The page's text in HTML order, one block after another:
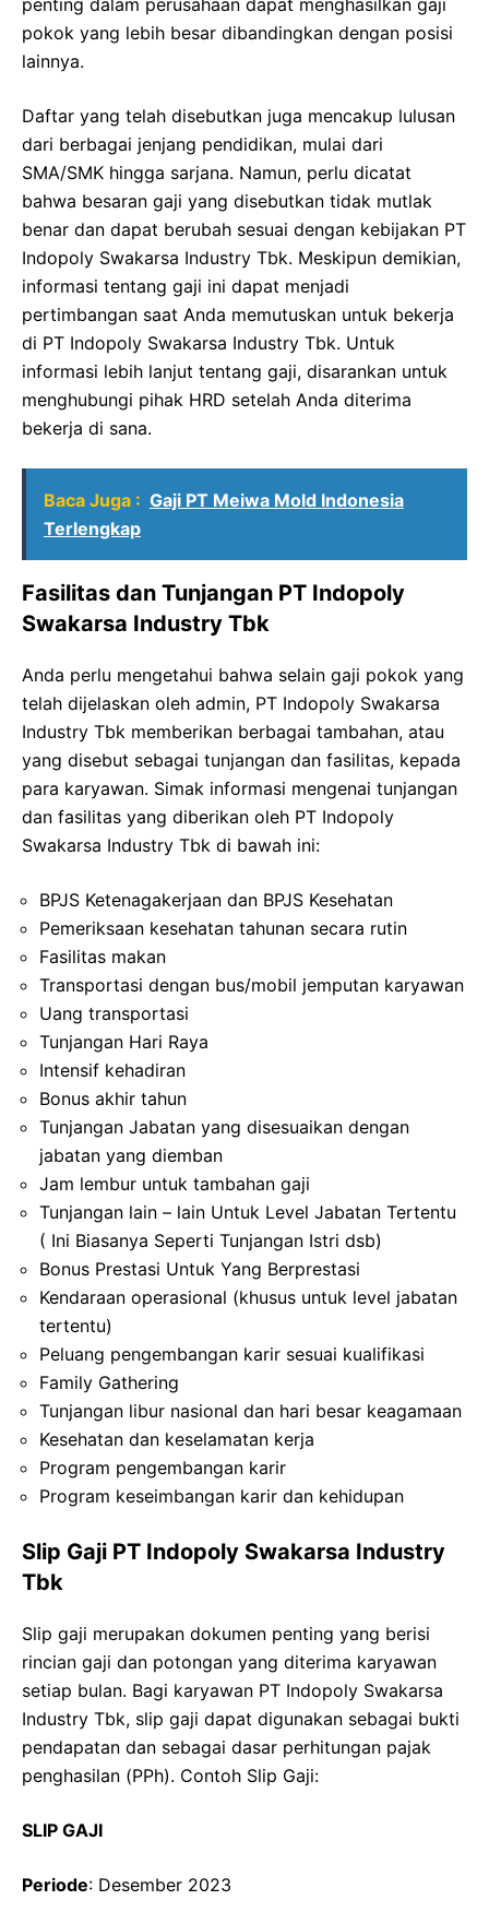
pokok yang lebih besar dibandingkan dengan posisi
lainnya.
Daftar yang telah disebutkan juga mencakup lulusan
dari berbagai jenjang pendidikan, mulai dari
SMA/SMK hingga sarjana. Namun, perlu dicatat
bahwa besaran gaji yang disebutkan tidak mutlak
benar dan dapat berubah sesuai dengan kebijakan PT
Indopoly Swakarsa Industry Tbk. Meskipun demikian,
informasi tentang gaji ini dapat menjadi
pertimbangan saat Anda memutuskan untuk bekerja
di PT Indopoly Swakarsa Industry Tbk. Untuk
informasi lebih lanjut tentang gaji, disarankan untuk
menghubungi pihak HRD setelah Anda diterima
bekerja di sana.
Baca Juga : Gaji PT Meiwa Mold Indonesia
Terlengkap
Fasilitas dan Tunjangan PT Indopoly
Swakarsa Industry Tbk
Anda perlu mengetahui bahwa selain gaji pokok yang
telah dijelaskan oleh admin, PT Indopoly Swakarsa
Industry Tbk memberikan berbagai tambahan, atau
yang disebut sebagai tunjangan dan fasilitas, kepada
para karyawan. Simak informasi mengenai tunjangan
dan fasilitas yang diberikan oleh PT Indopoly
Swakarsa Industry Tbk di bawah ini:
BPJS Ketenagakerjaan dan BPJS Kesehatan
Pemeriksaan kesehatan tahunan secara rutin
Fasilitas makan
Transportasi dengan bus/mobil jemputan karyawan
Uang transportasi
Tunjangan Hari Raya
Intensif kehadiran
Bonus akhir tahun
Tunjangan Jabatan yang disesuaikan dengan
jabatan yang diemban
Jam lembur untuk tambahan gaji
Tunjangan lain – lain Untuk Level Jabatan Tertentu
( Ini Biasanya Seperti Tunjangan Istri dsb)
Bonus Prestasi Untuk Yang Berprestasi
Kendaraan operasional (khusus untuk level jabatan
tertentu)
Peluang pengembangan karir sesuai kualifikasi
Family Gathering
Tunjangan libur nasional dan hari besar keagamaan
Kesehatan dan keselamatan kerja
Program pengembangan karir
Program keseimbangan karir dan kehidupan
Slip Gaji PT Indopoly Swakarsa Industry
Tbk
Slip gaji merupakan dokumen penting yang berisi
rincian gaji dan potongan yang diterima karyawan
setiap bulan. Bagi karyawan PT Indopoly Swakarsa
Industry Tbk, slip gaji dapat digunakan sebagai bukti
pendapatan dan sebagai dasar perhitungan pajak
penghasilan (PPh). Contoh Slip Gaji:
SLIP GAJI
Periode: Desember 2023